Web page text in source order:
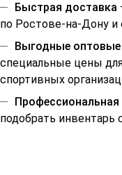
Быстрая доставка
по Ростове-на-Дону и
Выгодные оптовые
специальные цены
спортивных
Профессиональная
подобрать инвентарь